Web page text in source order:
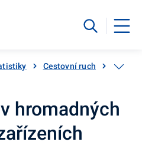
Cestovní ruch
hromadných